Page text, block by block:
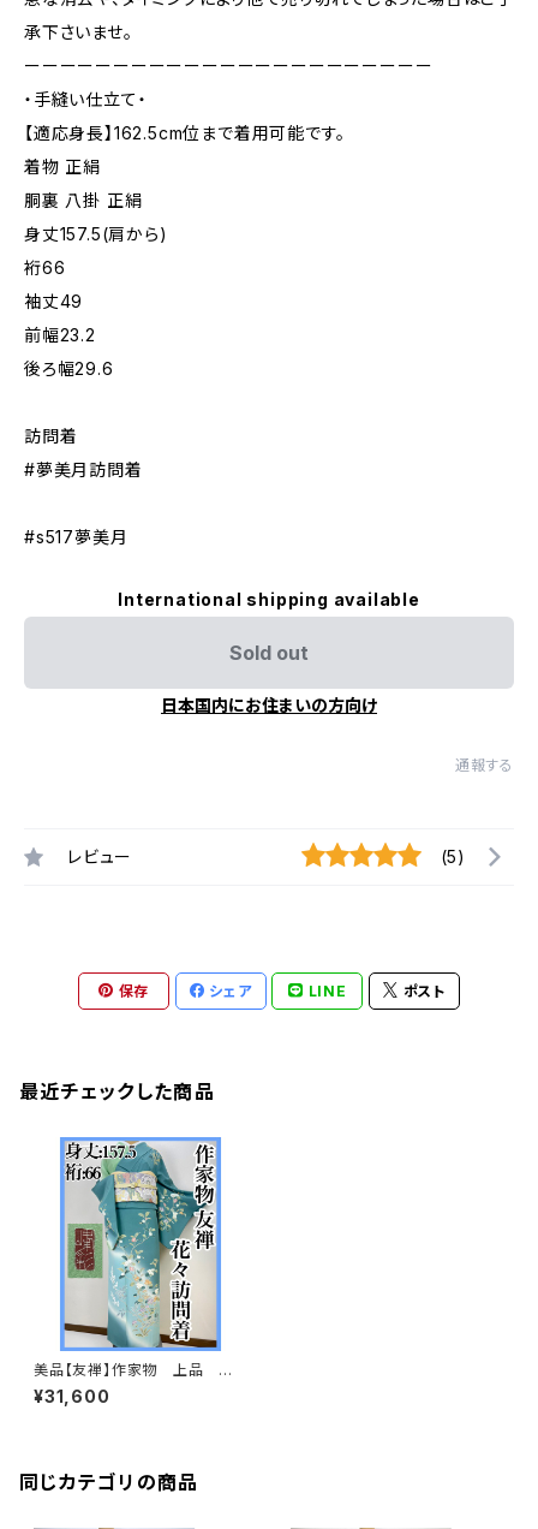
承下さいませ。
ーーーーーーーーーーーーーーーーーーーーーーー
・手縫い仕立て・
【適応身長】162.5cm位まで着用可能です。
着物 正絹
胴裏 八掛 正絹
身丈157.5(肩から)
裄66
袖丈49
前幅23.2
後ろ幅29.6
訪問着
#夢美月訪問着
#s517夢美月
International shipping available
Sold out
日本国内にお住まいの方向け
通報する
レビュー (5)
保存 シェア LINE ポスト
最近チェックした商品
美品【友禅】作家物 上品 四
季の花々 訪問着 正絹 袷 ガー
ド加工済s517
¥31,600
同じカテゴリの商品